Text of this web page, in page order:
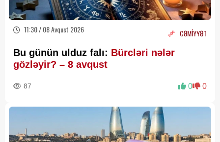
11:30 / 08 Avqust 2026 CƏMİYYƏT
Bu günün ulduz falı: Bürcləri nələr
gözləyir? – 8 avqust
87 0 0